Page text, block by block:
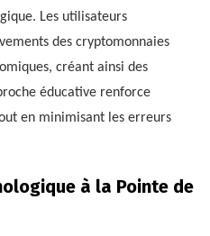
Les utilisateurs
des cryptomonnaies
créant ainsi des
éducative renforce
en minimisant les erreurs
à la Pointe de